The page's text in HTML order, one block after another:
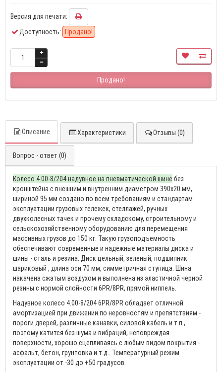
Версия для печати:
Доступность: Продано!
Продано!
Описание Характеристики Отзывы (0)
Вопрос - ответ (0)
Колесо 4.00-8/204 надувное на пневматической шине без
кронштейна с внешним и внутренним диаметром 390х20 мм,
шириной 95 мм создано по всем требованиям и стандартам
эксплуатации грузовых тележек, стеллажей, ручных
двухколесных тачек и прочему складскому, строительному и
сельскохозяйственному оборудованию для перемещения
массивных грузов до 150 кг. Такую грузоподъемность
обеспечивают современные и надежные материалы диска и
шины - сталь и резина. Диск цельный, зеленый, подшипник
шариковый , длина оси 70 мм, симметричная ступица. Шина
накачена сжатым воздухом и выполнена из эластичной черной
резины с нормой слойности 6PR/8PR, прямой ниппель.
Надувное колесо 4.00-8/204 6PR/8PR обладает отличной
амортизацией при движении по неровностям и препятствиям -
пороги дверей, различные канавки, силовой кабель и т.п.,
поэтому катится без шума и вибраций, неповреждая
поверхности, хорошо сцепливаясь с любым видом покрытия -
асфальт, бетон, грунтовка и т.д.. Температурный режим
эксплуатации от -30 до +50 градусов.